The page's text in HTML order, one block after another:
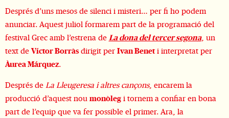
Després d’uns mesos de silenci i misteri… per fi ho podem
anunciar. Aquest juliol formarem part de la programació del
festival Grec amb l’estrena de La dona del tercer segona, un
text de Víctor Borràsdirigit per Ivan Beneti interpretat per
Àurea Márquez.
Després de La Lleugeresa i altres cançons, encarem la
producció d’aquest nou monòlegi tornem a confiar en bona
part de l’equip que va fer possible el primer. Ara, la